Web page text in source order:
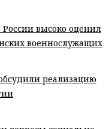
высоко оценил
военнослужащих
реализацию